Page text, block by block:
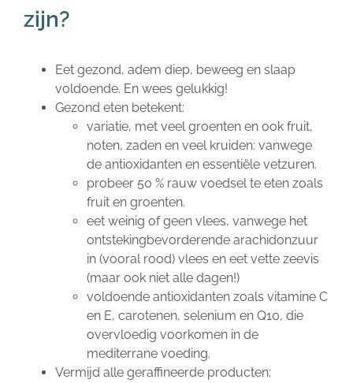
zijn?
Eet gezond, adem diep, beweeg en slaap
voldoende. En wees gelukkig!
Gezond eten betekent:
variatie, met veel groenten en ook fruit,
noten, zaden en veel kruiden: vanwege
de antioxidanten en essentiële vetzuren.
probeer 50 % rauw voedsel te eten zoals
fruit en groenten.
eet weinig of geen vlees, vanwege het
ontstekingbevorderende arachidonzuur
in (vooral rood) vlees en eet vette zeevis
(maar ook niet alle dagen!)
voldoende antioxidanten zoals vitamine C
en E, carotenen, selenium en Q10, die
overvloedig voorkomen in de
mediterrane voeding.
Vermijd alle geraffineerde producten: